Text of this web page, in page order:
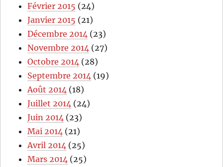
Février 2015 (24)
Janvier 2015 (21)
Décembre 2014 (23)
Novembre 2014 (27)
Octobre 2014 (28)
Septembre 2014 (19)
Août 2014 (18)
Juillet 2014 (24)
Juin 2014 (23)
Mai 2014 (21)
Avril 2014 (25)
Mars 2014 (25)